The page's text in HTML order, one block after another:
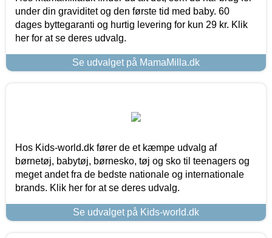
under din graviditet og den første tid med baby. 60
dages byttegaranti og hurtig levering for kun 29 kr. Klik
her for at se deres udvalg.
Se udvalget på MamaMilla.dk
Hos Kids-world.dk fører de et kæmpe udvalg af
børnetøj, babytøj, børnesko, tøj og sko til teenagers og
meget andet fra de bedste nationale og internationale
brands. Klik her for at se deres udvalg.
Se udvalget på Kids-world.dk